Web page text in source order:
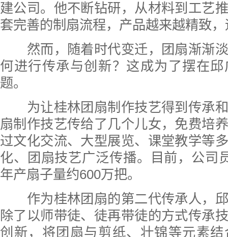
建公司。他不断钻研，从材料到工艺
套完善的制扇流程，产品越来越精致
然而，随着时代变迁，团扇渐渐淡
何进行传承与创新？这成为了摆在
题。
为让桂林团扇制作技艺得到传承和
扇制作技艺传给了几个儿女，免费培
过文化交流、大型展览、课堂教学等
化、团扇技艺广泛传播。目前，公司
年产扇子量约600万把。
作为桂林团扇的第二代传承人，邱
除了以师带徒、徒再带徒的方式传承
创新，将团扇与剪纸、壮锦等元素